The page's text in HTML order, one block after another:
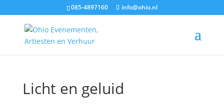
085-4897160 info@ohio.nl
Start/ Licht en geluid
Licht en geluid